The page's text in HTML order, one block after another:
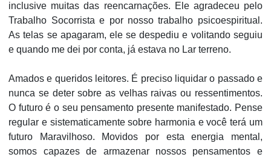
inclusive muitas das reencarnações. Ele agradeceu pelo
Trabalho Socorrista e por nosso trabalho psicoespiritual.
As telas se apagaram, ele se despediu e volitando seguiu
e quando me dei por conta, já estava no Lar terreno.
Amados e queridos leitores. É preciso liquidar o passado e
nunca se deter sobre as velhas raivas ou ressentimentos.
O futuro é o seu pensamento presente manifestado. Pense
regular e sistematicamente sobre harmonia e você terá um
futuro Maravilhoso. Movidos por esta energia mental,
somos capazes de armazenar nossos pensamentos e